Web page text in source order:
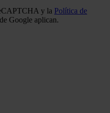
y la Política de
de Google aplican.